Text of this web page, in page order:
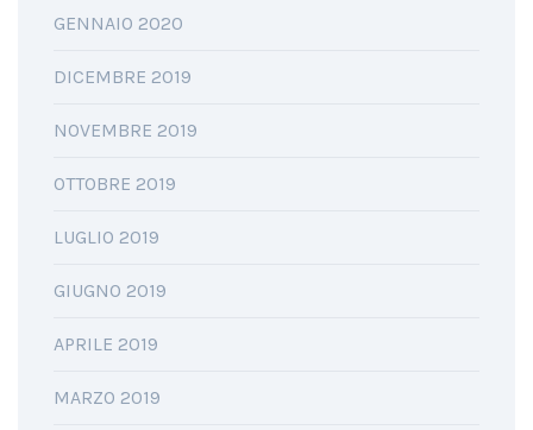
GENNAIO 2020
DICEMBRE 2019
NOVEMBRE 2019
OTTOBRE 2019
LUGLIO 2019
GIUGNO 2019
APRILE 2019
MARZO 2019